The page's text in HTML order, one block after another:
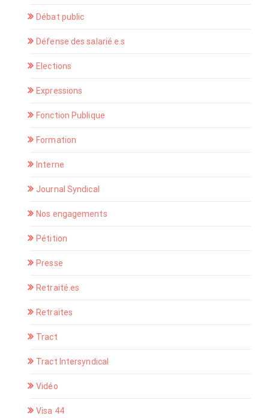
Débat public
Défense des salarié.e.s
Elections
Expressions
Fonction Publique
Formation
Interne
Journal Syndical
Nos engagements
Pétition
Presse
Retraité.es
Retraites
Tract
Tract Intersyndical
Vidéo
Visa 44